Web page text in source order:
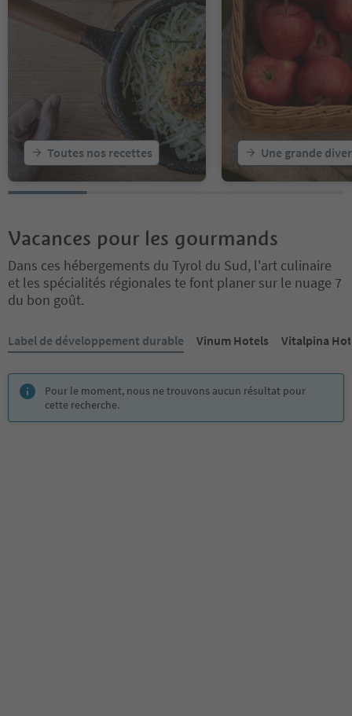
Toutes nos recettes Une grande
Vacances pour les gourmands
Dans ces hébergements du Tyrol du Sud, l'art culinaire
et les spécialités régionales te font planer sur le nuage 7
du bon goût.
Vous êtes sur un curseur à onglets. Sélectionnez un onglet
Label de développement durable Vinum Hotels Vitalpina
Pour le moment, nous ne trouvons aucun résultat pour
cette recherche.